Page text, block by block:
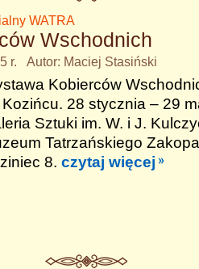
WATRA
Wschodnich
r. Autor: Maciej Stasiński
Kobierców
Kozińcu. 28 stycznia – 29
Sztuki im. W. i J.
Tatrzańskiego
8. czytaj więcej